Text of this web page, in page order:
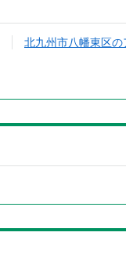
北九州市八幡東区の